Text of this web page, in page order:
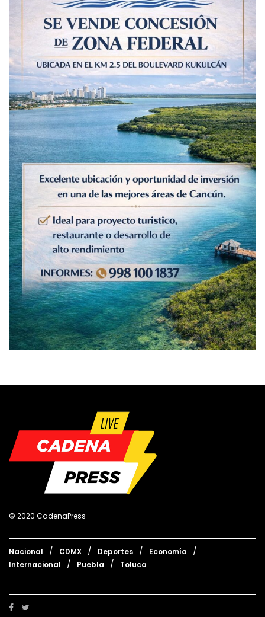
© 2020 CadenaPress
Nacional CDMX Deportes
Economía
Internacional
Puebla Toluca